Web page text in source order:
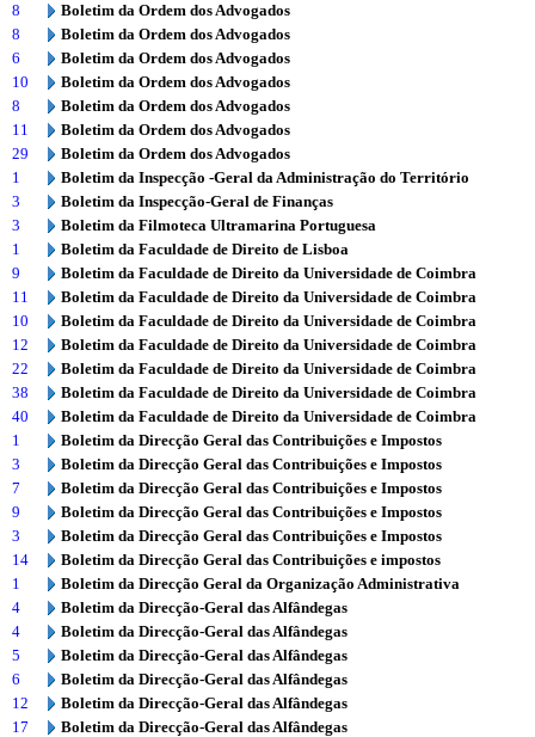
8
Boletim da Ordem dos Advogados
8
Boletim da Ordem dos Advogados
6
Boletim da Ordem dos Advogados
10
Boletim da Ordem dos Advogados
8
Boletim da Ordem dos Advogados
11
Boletim da Ordem dos Advogados
29
Boletim da Ordem dos Advogados
1
Boletim da Inspecção -Geral da Administração do Território
3
Boletim da Inspecção-Geral de Finanças
3
Boletim da Filmoteca Ultramarina Portuguesa
1
Boletim da Faculdade de Direito de Lisboa
9
Boletim da Faculdade de Direito da Universidade de Coimbra
11
Boletim da Faculdade de Direito da Universidade de Coimbra
10
Boletim da Faculdade de Direito da Universidade de Coimbra
12
Boletim da Faculdade de Direito da Universidade de Coimbra
22
Boletim da Faculdade de Direito da Universidade de Coimbra
38
Boletim da Faculdade de Direito da Universidade de Coimbra
40
Boletim da Faculdade de Direito da Universidade de Coimbra
1
Boletim da Direcção Geral das Contribuições e Impostos
3
Boletim da Direcção Geral das Contribuições e Impostos
7
Boletim da Direcção Geral das Contribuições e Impostos
9
Boletim da Direcção Geral das Contribuições e Impostos
3
Boletim da Direcção Geral das Contribuições e Impostos
14
Boletim da Direcção Geral das Contribuições e impostos
1
Boletim da Direcção Geral da Organização Administrativa
4
Boletim da Direcção-Geral das Alfândegas
4
Boletim da Direcção-Geral das Alfândegas
5
Boletim da Direcção-Geral das Alfândegas
6
Boletim da Direcção-Geral das Alfândegas
12
Boletim da Direcção-Geral das Alfândegas
17
Boletim da Direcção-Geral das Alfândegas